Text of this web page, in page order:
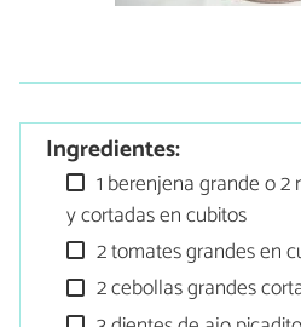
Ingredientes:
1 berenjena grande o
y cortadas en cubitos
2 tomates grandes en
2 cebollas grandes